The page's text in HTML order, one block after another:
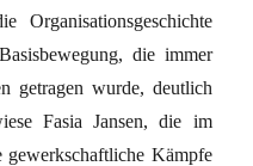
die immer
getragen wurde, deutlich
Fasia Jansen, die im
gewerkschaftliche Kämpfe